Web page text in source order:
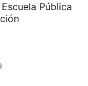
Pública